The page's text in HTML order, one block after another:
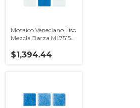
Mosaico Veneciano Liso
Mezcla Barza ML7515
$1,394.44